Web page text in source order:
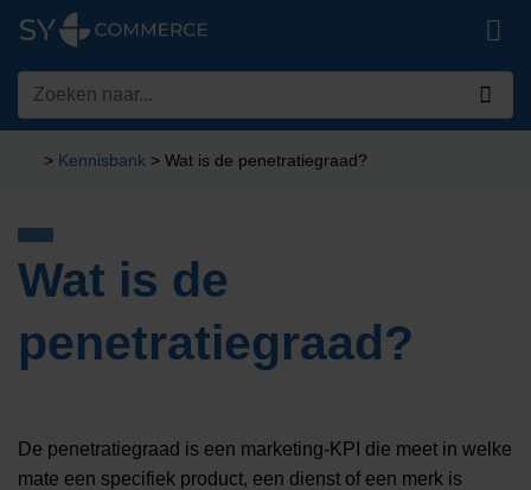
naar
inhoud
Zoeken
> Kennisbank > Wat is de penetratiegraad?
Wat is de
penetratiegraad?
De penetratiegraad is een marketing-KPI die meet in welke
mate een specifiek product, een dienst of een merk is